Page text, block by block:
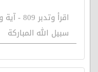
اقرأ
سبيل الله المباركة